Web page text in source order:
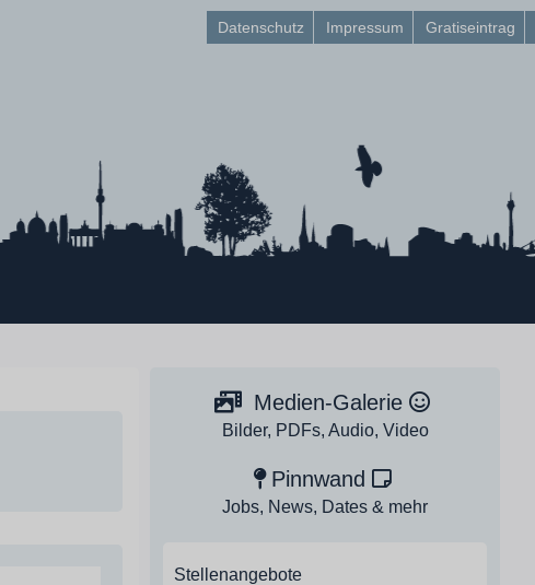
Datenschutz Impressum Gratiseintrag
Medien-Galerie
Bilder, PDFs, Audio, Video
Pinnwand
Jobs, News, Dates & mehr
Stellenangebote